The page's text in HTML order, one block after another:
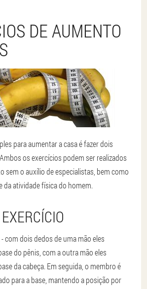
DE AUMENTO
para aumentar a casa é fazer dois
os exercícios podem ser realizados
sem o auxílio de especialistas, bem como
da atividade física do homem.
com dois dedos de uma mão eles
do pênis, com a outra mão eles
da cabeça. Em seguida, o membro é
para a base, mantendo a posição por